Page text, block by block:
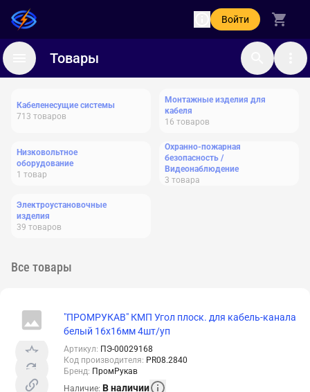
Войти
Товары
Кабеленесущие системы
713 товаров
Монтажные изделия для
кабеля
16 товаров
Низковольтное
оборудование
1 товар
Охранно-пожарная
безопасность /
Видеонаблюдение
3 товара
Электроустановочные
изделия
39 товаров
Все товары
"ПРОМРУКАВ" КМП Угол плоск. для кабель-канала
белый 16x16мм 4шт/уп
Артикул: ПЭ-00029168
Код производителя: PR08.2840
Бренд: ПромРукав
Наличие: В наличии